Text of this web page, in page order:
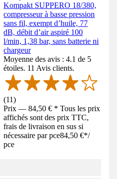
Kompakt SUPPERO 18/380,
compresseur à basse pression
sans fil, exempt d’huile, 77
dB, débit d’air aspiré 100
l/min, 1,38 bar, sans batterie ni
chargeur
Moyenne des avis : 4.1 de 5
étoiles. 11 Avis clients.
(11)
Prix — 84,50 € * Tous les prix
affichés sont des prix TTC,
frais de livraison en sus si
nécessaire par pce84,50 €*/
pce